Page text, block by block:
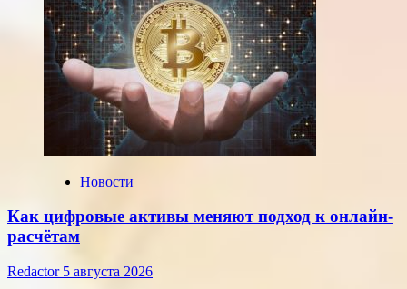
Новости
Как цифровые активы меняют подход к онлайн-
расчётам
Redactor 5 августа 2026